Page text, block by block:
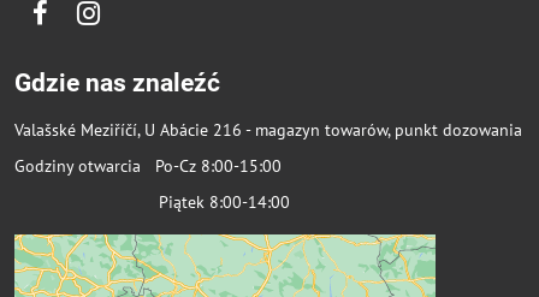
FacebookInstagram
Gdzie nas znaleźć
Valašské Meziříčí, U Abácie 216 - magazyn towarów, punkt dozowania
Godziny otwarcia Po-Cz 8:00-15:00
Piątek 8:00-14:00